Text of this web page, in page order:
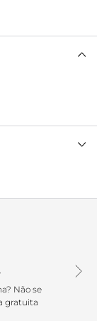
busca
esta
Não se
gratuita